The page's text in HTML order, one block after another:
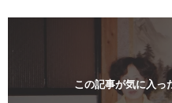
で
開
この記事が気に入っ